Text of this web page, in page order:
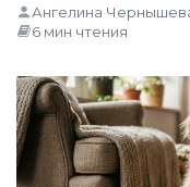
Ангелина
6 мин чтения